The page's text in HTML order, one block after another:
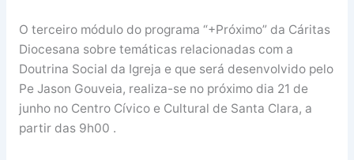
O terceiro módulo do programa “+Próximo” da Cáritas
Diocesana sobre temáticas relacionadas com a
Doutrina Social da Igreja e que será desenvolvido pelo
Pe Jason Gouveia, realiza-se no próximo dia 21 de
junho no Centro Cívico e Cultural de Santa Clara, a
partir das 9h00 .